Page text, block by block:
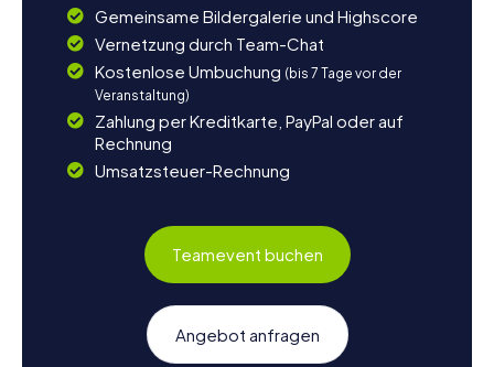
Gemeinsame Bildergalerie und Highscore
Vernetzung durch Team-Chat
Kostenlose Umbuchung (bis 7 Tage vor der
Veranstaltung)
Zahlung per Kreditkarte, PayPal oder auf
Rechnung
Umsatzsteuer-Rechnung
Teamevent buchen
Angebot anfragen